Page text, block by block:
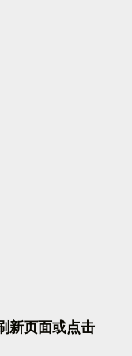
新页面或点击